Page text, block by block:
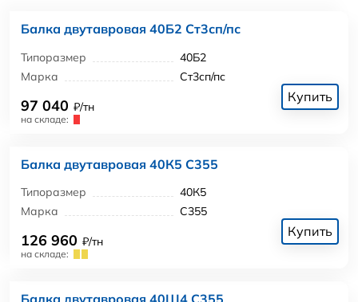
Балка двутавровая 40Б2 Ст3сп/пс
Типоразмер
40Б2
Марка
Ст3сп/пс
97 040 ₽/тн
на складе:
Купить
Балка двутавровая 40К5 С355
Типоразмер
40К5
Марка
С355
126 960 ₽/тн
на складе:
Купить
Балка двутавровая 40Ш4 С355